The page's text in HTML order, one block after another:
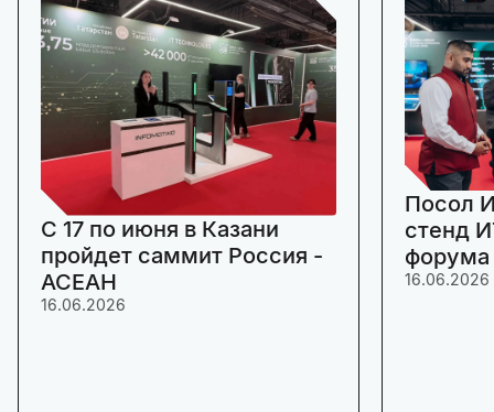
C 17 по июня в Казани
пройдет саммит Россия -
АСЕАН
16.06.2026
Посол
стенд
16.06.2026